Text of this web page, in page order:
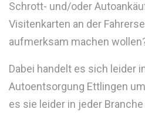
Schrott- und/oder
Visitenkarten an der
aufmerksam machen
Dabei handelt es sich leider
Autoentsorgung Ettlingen
es sie leider in jeder